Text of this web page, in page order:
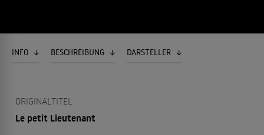
INFO BESCHREIBUNG DARSTELLER
ORIGINALTITEL
Le petit Lieutenant